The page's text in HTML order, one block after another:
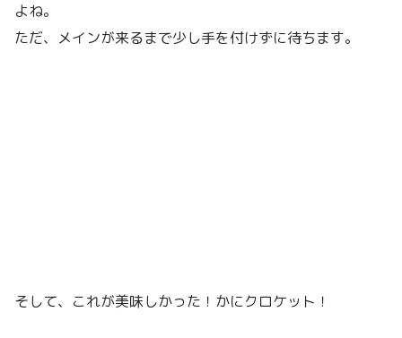
よね。
ただ、メインが来るまで少し手を付けずに待ちます。
そして、これが美味しかった！かにクロケット！